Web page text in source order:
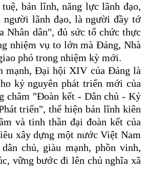
bản lĩnh, năng lực lãnh đạo,
người lãnh đạo, là người đầy tớ
Nhân dân", đủ sức tổ chức thực
nhiệm vụ to lớn mà Đảng, Nhà
phó trong nhiệm kỳ mới.
mạnh, Đại hội XIV của Đảng là
kỷ nguyên phát triển mới của
châm "Đoàn kết - Dân chủ - Kỷ
triển", thể hiện bản lĩnh kiên
và tinh thần đại đoàn kết của
xây dựng một nước Việt Nam
chủ, giàu mạnh, phồn vinh,
vững bước đi lên chủ nghĩa xã